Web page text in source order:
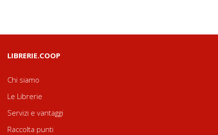
LIBRERIE.COOP
Chi siamo
Le Librerie
Servizi e vantaggi
Raccolta punti